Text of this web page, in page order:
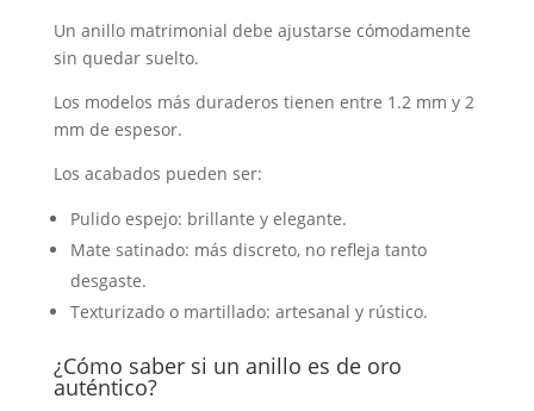
Un anillo matrimonial debe ajustarse cómodamente
sin quedar suelto.
Los modelos más duraderos tienen entre 1.2 mm y 2
mm de espesor.
Los acabados pueden ser:
Pulido espejo: brillante y elegante.
Mate satinado: más discreto, no refleja tanto
desgaste.
Texturizado o martillado: artesanal y rústico.
¿Cómo saber si un anillo es de oro
auténtico?